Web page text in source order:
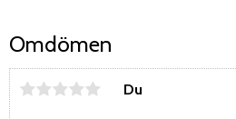
Omdömen
Du